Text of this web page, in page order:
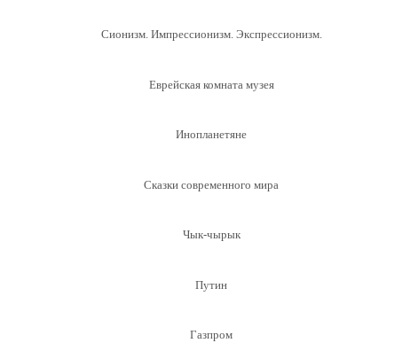
Сионизм. Импрессионизм. Экспрессионизм.
Еврейская комната музея
Инопланетяне
Сказки современного мира
Чык-чырык
Путин
Газпром